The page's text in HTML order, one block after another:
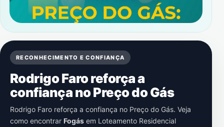
RECONHECIMENTO E CONFIANÇA
Rodrigo Faro reforça a
confiança no Preço do Gás
Rodrigo Faro reforça a confiança no Preço do Gás. Veja
como encontrar Fogás em Loteamento Residencial